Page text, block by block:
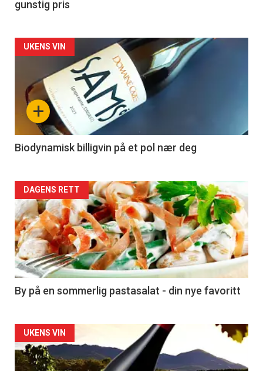
gunstig pris
Forsiden
akkurat
nå
4
+
UKENS VIN
Biodynamisk billigvin på et pol nær deg
Forsiden
akkurat
nå
-
5
DAGENS RETT
By på en sommerlig pastasalat - din nye favoritt
Forsiden
akkurat
UKENS VIN